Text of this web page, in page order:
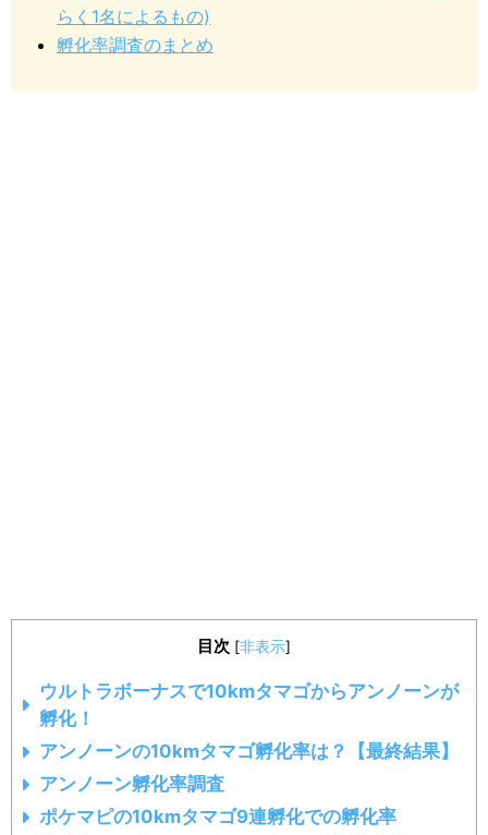
らく1名によるもの)
孵化率調査のまとめ
目次 [非表示]
ウルトラボーナスで10kmタマゴからアンノーンが
孵化！
アンノーンの10kmタマゴ孵化率は？【最終結果】
アンノーン孵化率調査
ポケマピの10kmタマゴ9連孵化での孵化率